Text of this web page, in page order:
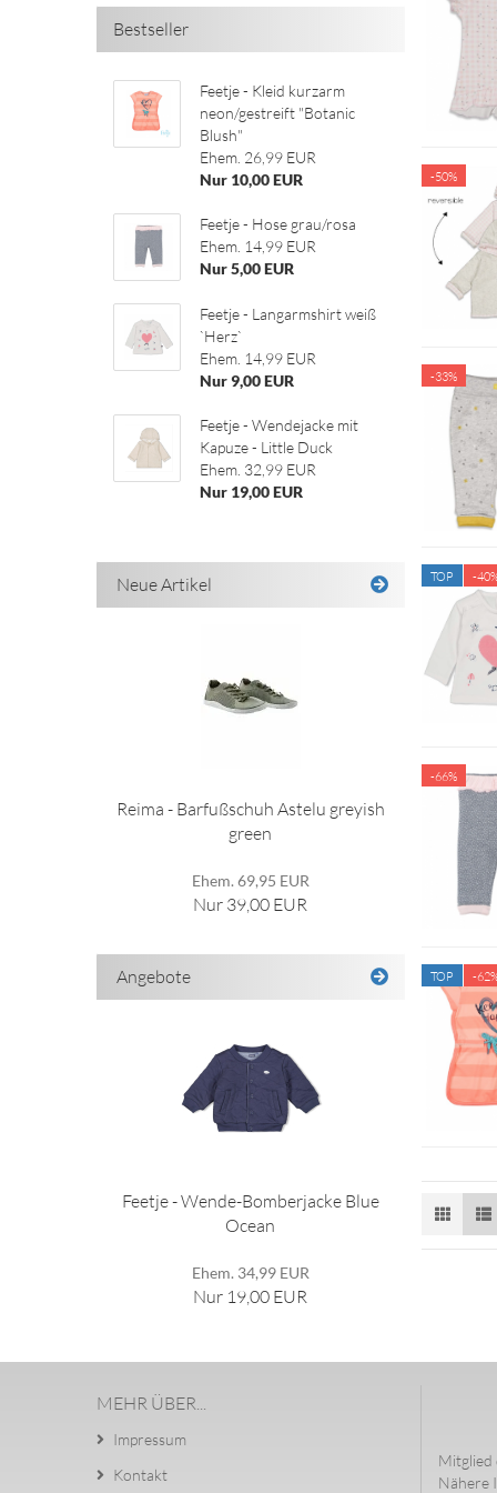
-50%
-33%
TOP -
-66%
TOP -
Bestseller
Feetje - Kleid kurzarm
neon/gestreift "Botanic
Blush"
Ehem. 26,99 EUR
Nur 10,00 EUR
Feetje - Hose grau/rosa
Ehem. 14,99 EUR
Nur 5,00 EUR
Feetje - Langarmshirt weiß
`Herz`
Ehem. 14,99 EUR
Nur 9,00 EUR
Feetje - Wendejacke mit
Kapuze - Little Duck
Ehem. 32,99 EUR
Nur 19,00 EUR
Neue Artikel
Reima - Barfußschuh Astelu greyish
green
Ehem. 69,95 EUR
Nur 39,00 EUR
Angebote
Feetje - Wende-Bomberjacke Blue
Ocean
Ehem. 34,99 EUR
Nur 19,00 EUR
MEHR ÜBER...
Impressum
Kontakt
Mitglied
Nähere